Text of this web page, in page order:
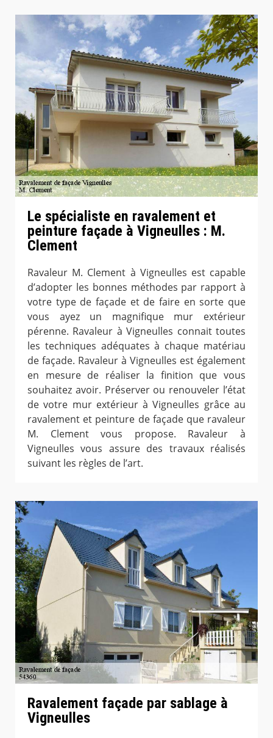
Le spécialiste en ravalement et
peinture façade à Vigneulles : M.
Clement
Ravaleur M. Clement à Vigneulles est capable
d’adopter les bonnes méthodes par rapport à
votre type de façade et de faire en sorte que
vous ayez un magnifique mur extérieur
pérenne. Ravaleur à Vigneulles connait toutes
les techniques adéquates à chaque matériau
de façade. Ravaleur à Vigneulles est également
en mesure de réaliser la finition que vous
souhaitez avoir. Préserver ou renouveler l’état
de votre mur extérieur à Vigneulles grâce au
ravalement et peinture de façade que ravaleur
M. Clement vous propose. Ravaleur à
Vigneulles vous assure des travaux réalisés
suivant les règles de l’art.
Ravalement façade par sablage à
Vigneulles